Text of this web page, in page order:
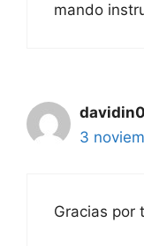
mando
3
Gracias por